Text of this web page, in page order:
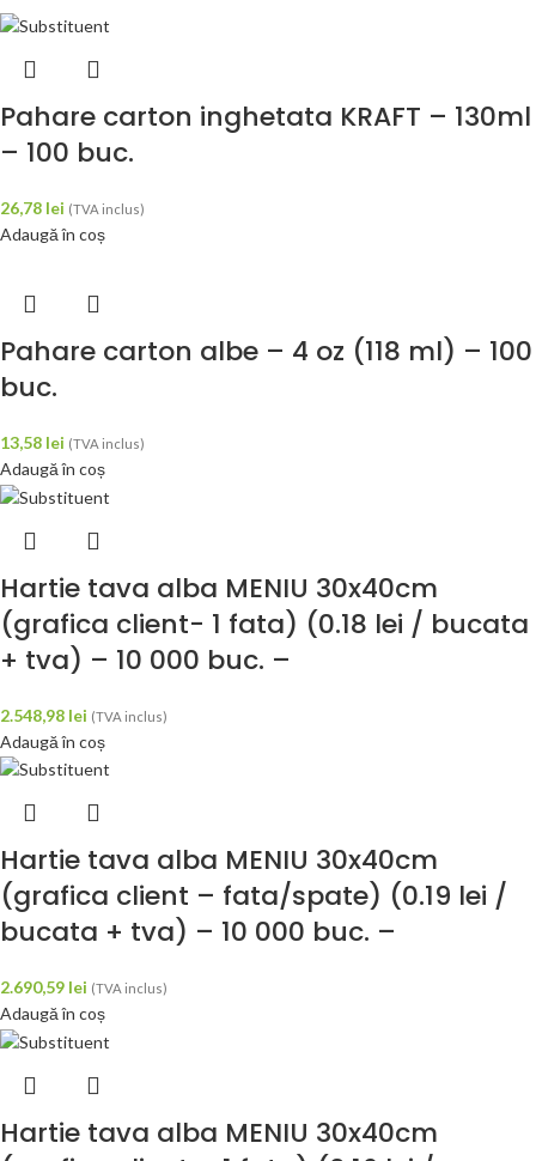
Pahare carton inghetata KRAFT – 130ml
– 100 buc.
26,78 lei (TVA inclus)
Adaugă în coș
Pahare carton albe – 4 oz (118 ml) – 100
buc.
13,58 lei (TVA inclus)
Adaugă în coș
Hartie tava alba MENIU 30x40cm
(grafica client- 1 fata) (0.18 lei / bucata
+ tva) – 10 000 buc. –
2.548,98 lei (TVA inclus)
Adaugă în coș
Hartie tava alba MENIU 30x40cm
(grafica client – fata/spate) (0.19 lei /
bucata + tva) – 10 000 buc. –
2.690,59 lei (TVA inclus)
Adaugă în coș
Hartie tava alba MENIU 30x40cm